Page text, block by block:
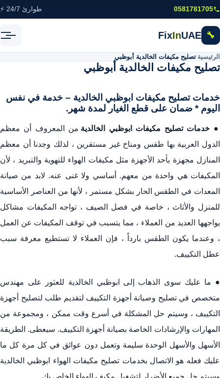
تخطى إلى المحتوى الرئيسي
0581781705 طوارئ 24/7 ⚡
🔧
FixInUAE
الرئيسية تصليح مكيفات الخالدية أبوظبي
تصليح مكيفات الخالدية أبوظبي
خدمات تصليح مكيفات ابوظبي الخالدية – خدمة في نفس
اليوم * ضمان على قطع الغيار لمدة شهر.
● خدماتتصليح مكيفات ابوظبي الخالدية من المعروف أن معظم
الدول العربية بها طقس ومناخ غير مستقرين ، لذلك وجدنا أن معظم
المنازل مجهزة بأحد الأجهزة مثل مكيفات الهواء للتهوية والتبريد ، لأن
المكيفات هي واحدة من معهم. أساسي ولا غنى عنه. لابد من صيانة
المعدات في الطقس الحار بشكل مستمر ، لأنها من العناصر الأساسية
للمنزل والأثاث ، خاصة في فصل الصيف ، تواجه المكيفات مشاكل
يواجهها العديد من العملاء ، مما يتسبب في توقف المكيفات عن العمل
، وعندما يكون الطقس بارداً ، فإن العملاء لا تستطيع معرفة سبب
عطل التكييف.
● ما عليك سوى الذهاب إلى ابوظبي الخالدية للعثور على مهندس
متخصص في تصليح وصيانة أجهزة التكييف لتقديم طلب لتصليح أجهزة
التكييف ، وسيتم حل المشكلة في أسرع وقت ممكن ، ومجموعة من
المهارات والإرشادات الخاصة بصيانة أجهزة التكييف. سيعطى. الطريقة
الأسهل والأسهل الوحدة سليمة وتعمل دون عوائق في كل مرة كل ما
عليك فعله هو الاتصال بخدمات تصليح مكيفات الهواء ابوظبي الخالدية